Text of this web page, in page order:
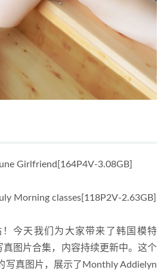
Girlfriend[164P4V-3.08GB]
Morning classes[118P2V-2.63GB]
今天我们为大家带来了韩国模特
图片合集，内容持续更新中。这个
写真图片，展示了Monthly Addielyn